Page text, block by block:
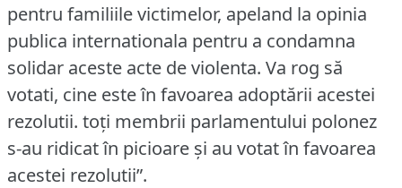
pentru familiile victimelor, apeland la opinia
publica internationala pentru a condamna
solidar aceste acte de violenta. Va rog să
votati, cine este în favoarea adoptării acestei
rezolutii. toţi membrii parlamentului polonez
s-au ridicat în picioare şi au votat în favoarea
acestei rezolutii”.